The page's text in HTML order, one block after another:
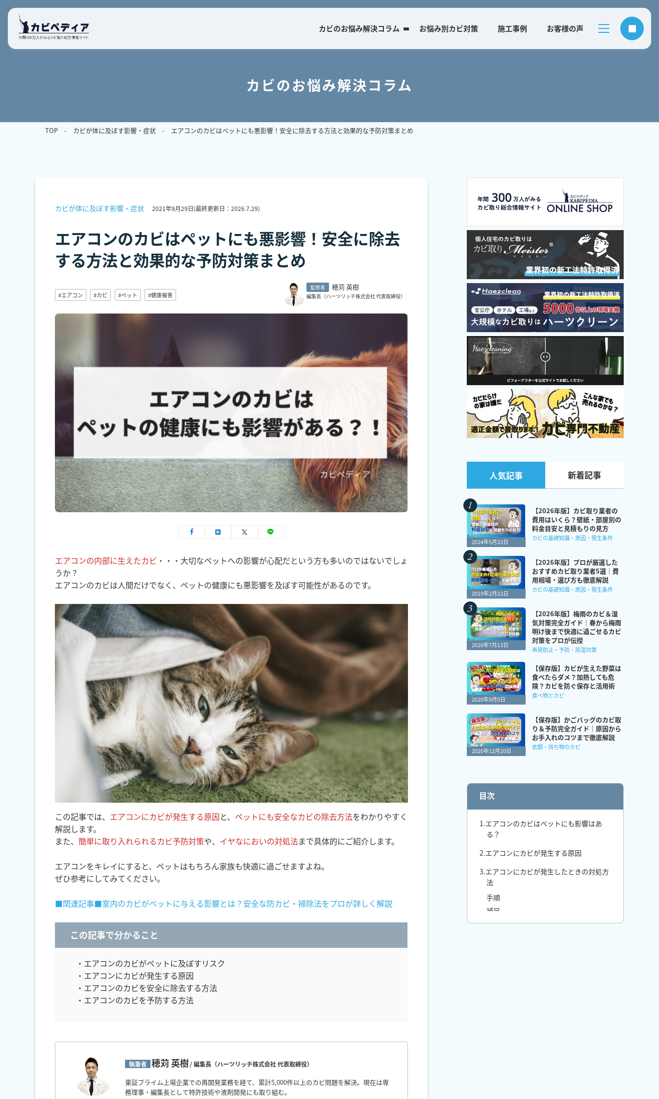
カビのお悩み解決コラム お悩み別カビ対策 施工事例 お客様の声
カビのお悩み解決コラム
TOP カビが体に及ぼす影響・症状 エアコンのカビはペットにも悪影響！安全に除去する方法と効果的な予防対策まとめ
カビが体に及ぼす影響・症状 2021年9月29日(最終更新日： 2026.7.29)
エアコンのカビはペットにも悪影響！安全に除去
する方法と効果的な予防対策まとめ
#エアコン #カビ #ペット #健康被害
監修者 穂苅 英樹
編集長（ハーツリッチ株式会社 代表取締役）
エアコンの内部に生えたカビ ・・・大切なペットへの影響が心配だという方も多いのではないでしょ
うか？
エアコンのカビは人間だけでなく、ペットの健康にも悪影響を及ぼす可能性があるのです。
この記事では、 エアコンにカビが発生する原因と、 ペットにも安全なカビの除去方法をわかりやすく
解説します。
また、 簡単に取り入れられるカビ予防対策や、 イヤなにおいの対処法まで具体的にご紹介します。
エアコンをキレイにすると、ペットはもちろん家族も快適に過ごせますよね。
ぜひ参考にしてみてください。
■関連記事■室内のカビがペットに与える影響とは？安全な防カビ・掃除法をプロが詳しく解説
この記事で分かること
・エアコンのカビがペットに及ぼすリスク
・エアコンにカビが発生する原因
・エアコンのカビを安全に除去する方法
・エアコンのカビを予防する方法
執筆者 穂苅 英樹/ 編集長（ハーツリッチ株式会社 代表取締役）
東証プライム上場企業での再開発業務を経て、累計5,000件以上のカビ問題を解決。現在は専
務理事・編集長として特許技術や液剤開発にも取り組む。
人気記事 新着記事
2024年5月22日
【2026年版】カビ取り業者の
費用はいくら？壁紙・部屋別の
料金目安と見積もりの見方
カビの基礎知識・原因・発生条件
2019年2月22日
【2026年版】プロが厳選した
おすすめカビ取り業者5選｜費
用相場・選び方も徹底解説
カビの基礎知識・原因・発生条件
2020年7月13日
【2026年版】梅雨のカビ＆湿
気対策完全ガイド｜春から梅雨
明け後まで快適に過ごせるカビ
対策をプロが伝授
再発防止・予防・除湿対策
2020年9月5日
【保存版】カビが生えた野菜は
食べたらダメ？加熱しても危
険？カビを防ぐ保存と活用術
食べ物とカビ
2020年12月20日
【保存版】かごバッグのカビ取
り＆予防完全ガイド｜原因から
お手入れのコツまで徹底解説
衣類・持ち物のカビ
目次
1.エアコンのカビはペットにも影響はあ
る？
2.エアコンにカビが発生する原因
3.エアコンにカビが発生したときの対処方
法
手順
補足